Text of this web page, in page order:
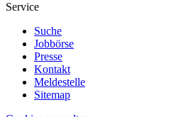
Service
Suche
Jobbörse
Presse
Kontakt
Meldestelle
Sitemap